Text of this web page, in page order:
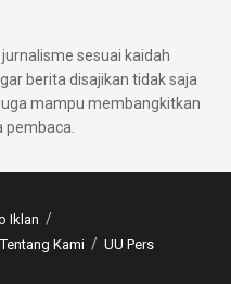
sesuai kaidah
berita disajikan tidak saja
mampu membangkitkan
Iklan
Tentang Kami UU Pers